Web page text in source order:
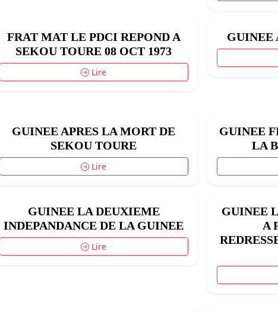
FRAT MAT LE PDCI REPOND A
SEKOU TOURE 08 OCT 1973
Lire
GUINEE
GUINEE APRES LA MORT DE
SEKOU TOURE
Lire
GUINEE
LA
GUINEE LA DEUXIEME
INDEPANDANCE DE LA GUINEE
Lire
GUINEE
A